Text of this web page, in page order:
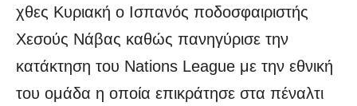
χθες Κυριακή ο Ισπανός ποδοσφαιριστής
Χεσούς Νάβας καθώς πανηγύρισε την
κατάκτηση του Nations League με την εθνική
του ομάδα η οποία επικράτησε στα πέναλτι